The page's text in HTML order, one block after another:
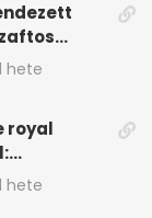
ki
hete
royal
rostélyról
hete